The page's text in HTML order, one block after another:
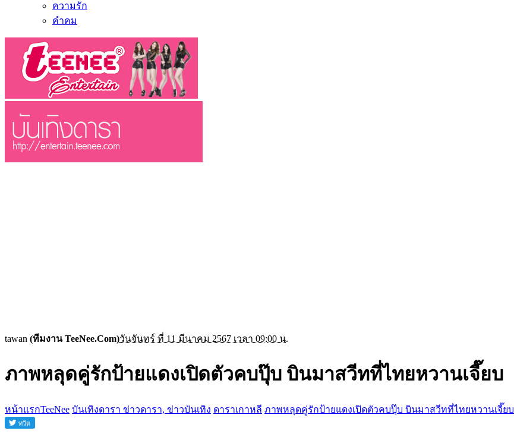
ความรัก
คำคม
tawan (ทีมงาน TeeNee.Com)วันจันทร์ ที่ 11 มีนาคม 2567 เวลา 09:00 น.
ภาพหลุดคู่รักป้ายแดงเปิดตัวคบปุ๊บ บินมาสวีทที่ไทยหวานเจี๊ยบ
หน้าแรกTeeNee บันเทิงดารา ข่าวดารา, ข่าวบันเทิง ดาราเกาหลี ภาพหลุดคู่รักป้ายแดงเปิดตัวคบปุ๊บ บินมาสวีทที่ไทยหวานเจี๊ยบ